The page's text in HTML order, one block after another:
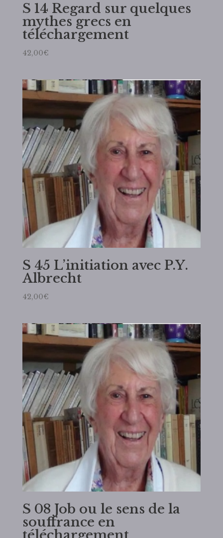
S 14 Regard sur quelques
mythes grecs en
téléchargement
42,00€
S 45 L’initiation avec P.Y.
Albrecht
42,00€
S 08 Job ou le sens de la
souffrance en